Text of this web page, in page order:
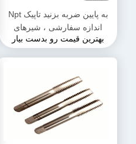
به پایین ضربه بزنید تاپیک Npt
اندازه سفارشی ، شیرهای
متریک طولانی آلیاژهای منیزیم
بهترین قیمت رو بدست بیار